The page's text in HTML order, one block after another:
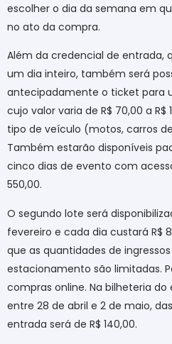
escolher o dia da semana em
no ato da compra.
Além da credencial de entrada,
um dia inteiro, também será
antecipadamente o ticket para
cujo valor varia de R$ 70,00 a R$
tipo de veículo (motos, carros
Também estarão disponíveis
cinco dias de evento com
550,00.
O segundo lote será
fevereiro e cada dia custará R$
que as quantidades de
estacionamento são limitadas.
compras online. Na bilheteria
entre 28 de abril e 2 de maio,
entrada será de R$ 140,00.